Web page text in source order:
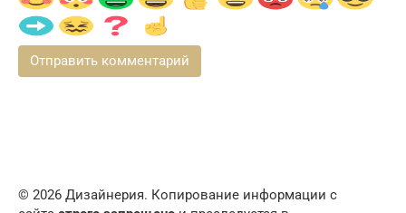
© 2026 Дизайнерия. Копирование информации с